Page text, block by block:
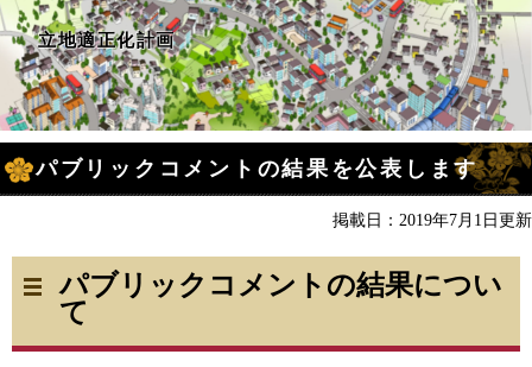
て
本
へ
立地適正化計画
文
パブリックコメントの結果を公表します
掲載日：2019年7月1日更新
パブリックコメントの結果につい
て